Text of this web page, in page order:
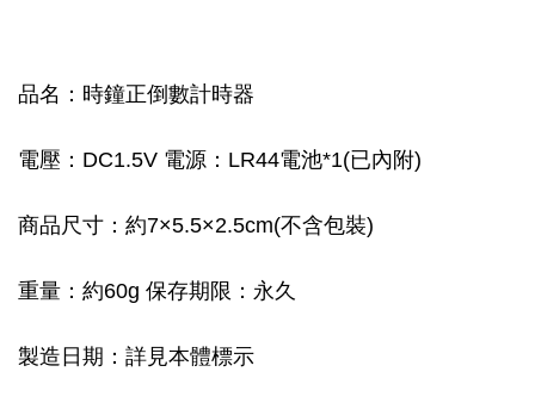
品名：時鐘正倒數計時器
電壓：DC1.5V 電源：LR44電池*1(已內附)
商品尺寸：約7×5.5×2.5cm(不含包裝)
重量：約60g 保存期限：永久
製造日期：詳見本體標示